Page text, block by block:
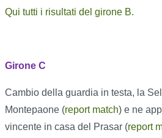
Qui tutti i risultati del girone B.
Girone C
Cambio della guardia in testa, la
Montepaone (report match) e ne
vincente in casa del Prasar (report